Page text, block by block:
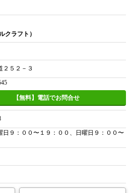
クラフト）
２５２－３
【無料】電話でお問合せ
日９：００〜１９：００、日曜日９：００〜